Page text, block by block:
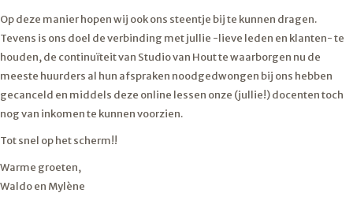
Op deze manier hopen wij ook ons steentje bij te kunnen dragen.
Tevens is ons doel de verbinding met jullie -lieve leden en klanten- te
houden, de continuïteit van Studio van Hout te waarborgen nu de
meeste huurders al hun afspraken noodgedwongen bij ons hebben
gecanceld en middels deze online lessen onze (jullie!) docenten toch
nog van inkomen te kunnen voorzien.
Tot snel op het scherm!!
Warme groeten,
Waldo en Mylène